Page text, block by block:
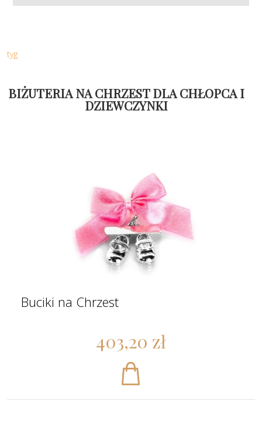
tyg
BIŻUTERIA NA CHRZEST DLA CHŁOPCA I
DZIEWCZYNKI
Buciki na Chrzest
403,20 zł